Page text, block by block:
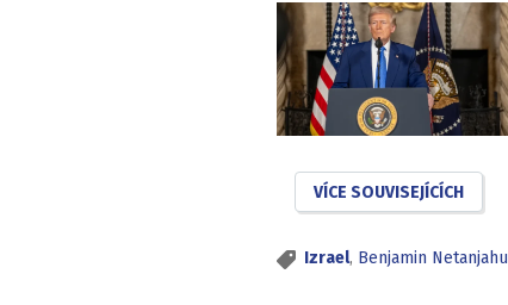
VÍCE SOUVISEJÍCÍCH
Izrael, Benjamin Netanjahu